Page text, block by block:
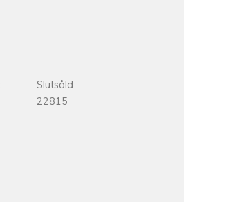
Slutsåld
22815